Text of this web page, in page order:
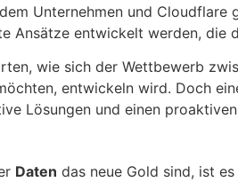
Unternehmen und
Ansätze entwickelt werden, die
wie sich der Wettbewerb
entwickeln wird. Doch
Lösungen und einen
Daten das neue Gold sind, ist